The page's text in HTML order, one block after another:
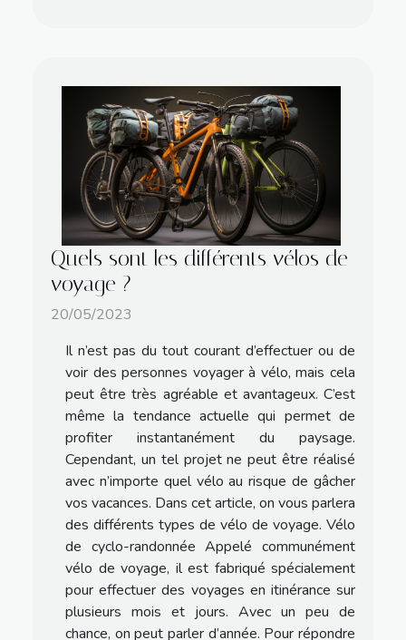
Quels sont les différents vélos de
voyage ?
20/05/2023
Il n’est pas du tout courant d’effectuer ou de
voir des personnes voyager à vélo, mais cela
peut être très agréable et avantageux. C’est
même la tendance actuelle qui permet de
profiter instantanément du paysage.
Cependant, un tel projet ne peut être réalisé
avec n’importe quel vélo au risque de gâcher
vos vacances. Dans cet article, on vous parlera
des différents types de vélo de voyage. Vélo
de cyclo-randonnée Appelé communément
vélo de voyage, il est fabriqué spécialement
pour effectuer des voyages en itinérance sur
plusieurs mois et jours. Avec un peu de
chance, on peut parler d’année. Pour répondre